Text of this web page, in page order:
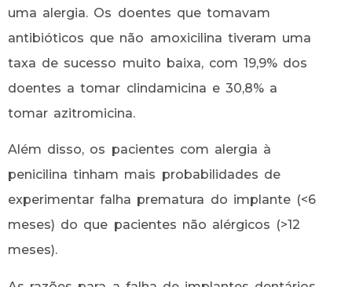
uma alergia. Os doentes que tomavam
antibióticos que não amoxicilina tiveram uma
taxa de sucesso muito baixa, com 19,9% dos
doentes a tomar clindamicina e 30,8% a
tomar azitromicina.
Além disso, os pacientes com alergia à
penicilina tinham mais probabilidades de
experimentar falha prematura do implante (<6
meses) do que pacientes não alérgicos (>12
meses).